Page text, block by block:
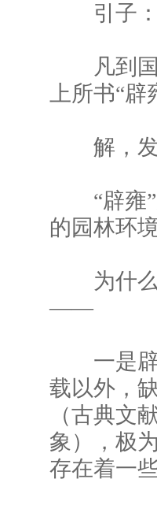
引子：
凡到国
上所书“
解，发
“辟雍”
的园林环
为什么
——
一是辟
载以外，
（古典文
象），极
存在着一